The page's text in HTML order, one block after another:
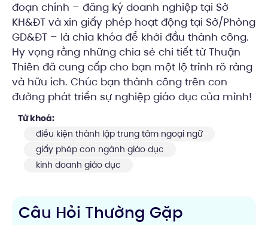
đoạn chính – đăng ký doanh nghiệp tại Sở
KH&ĐT và xin giấy phép hoạt động tại Sở/Phòng
GD&ĐT – là chìa khóa để khởi đầu thành công.
Hy vọng rằng những chia sẻ chi tiết từ Thuận
Thiên đã cung cấp cho bạn một lộ trình rõ ràng
và hữu ích. Chúc bạn thành công trên con
đường phát triển sự nghiệp giáo dục của mình!
Từ khoá:
điều kiện thành lập trung tâm ngoại ngữ
giấy phép con ngành giáo dục
kinh doanh giáo dục
Câu Hỏi Thường Gặp